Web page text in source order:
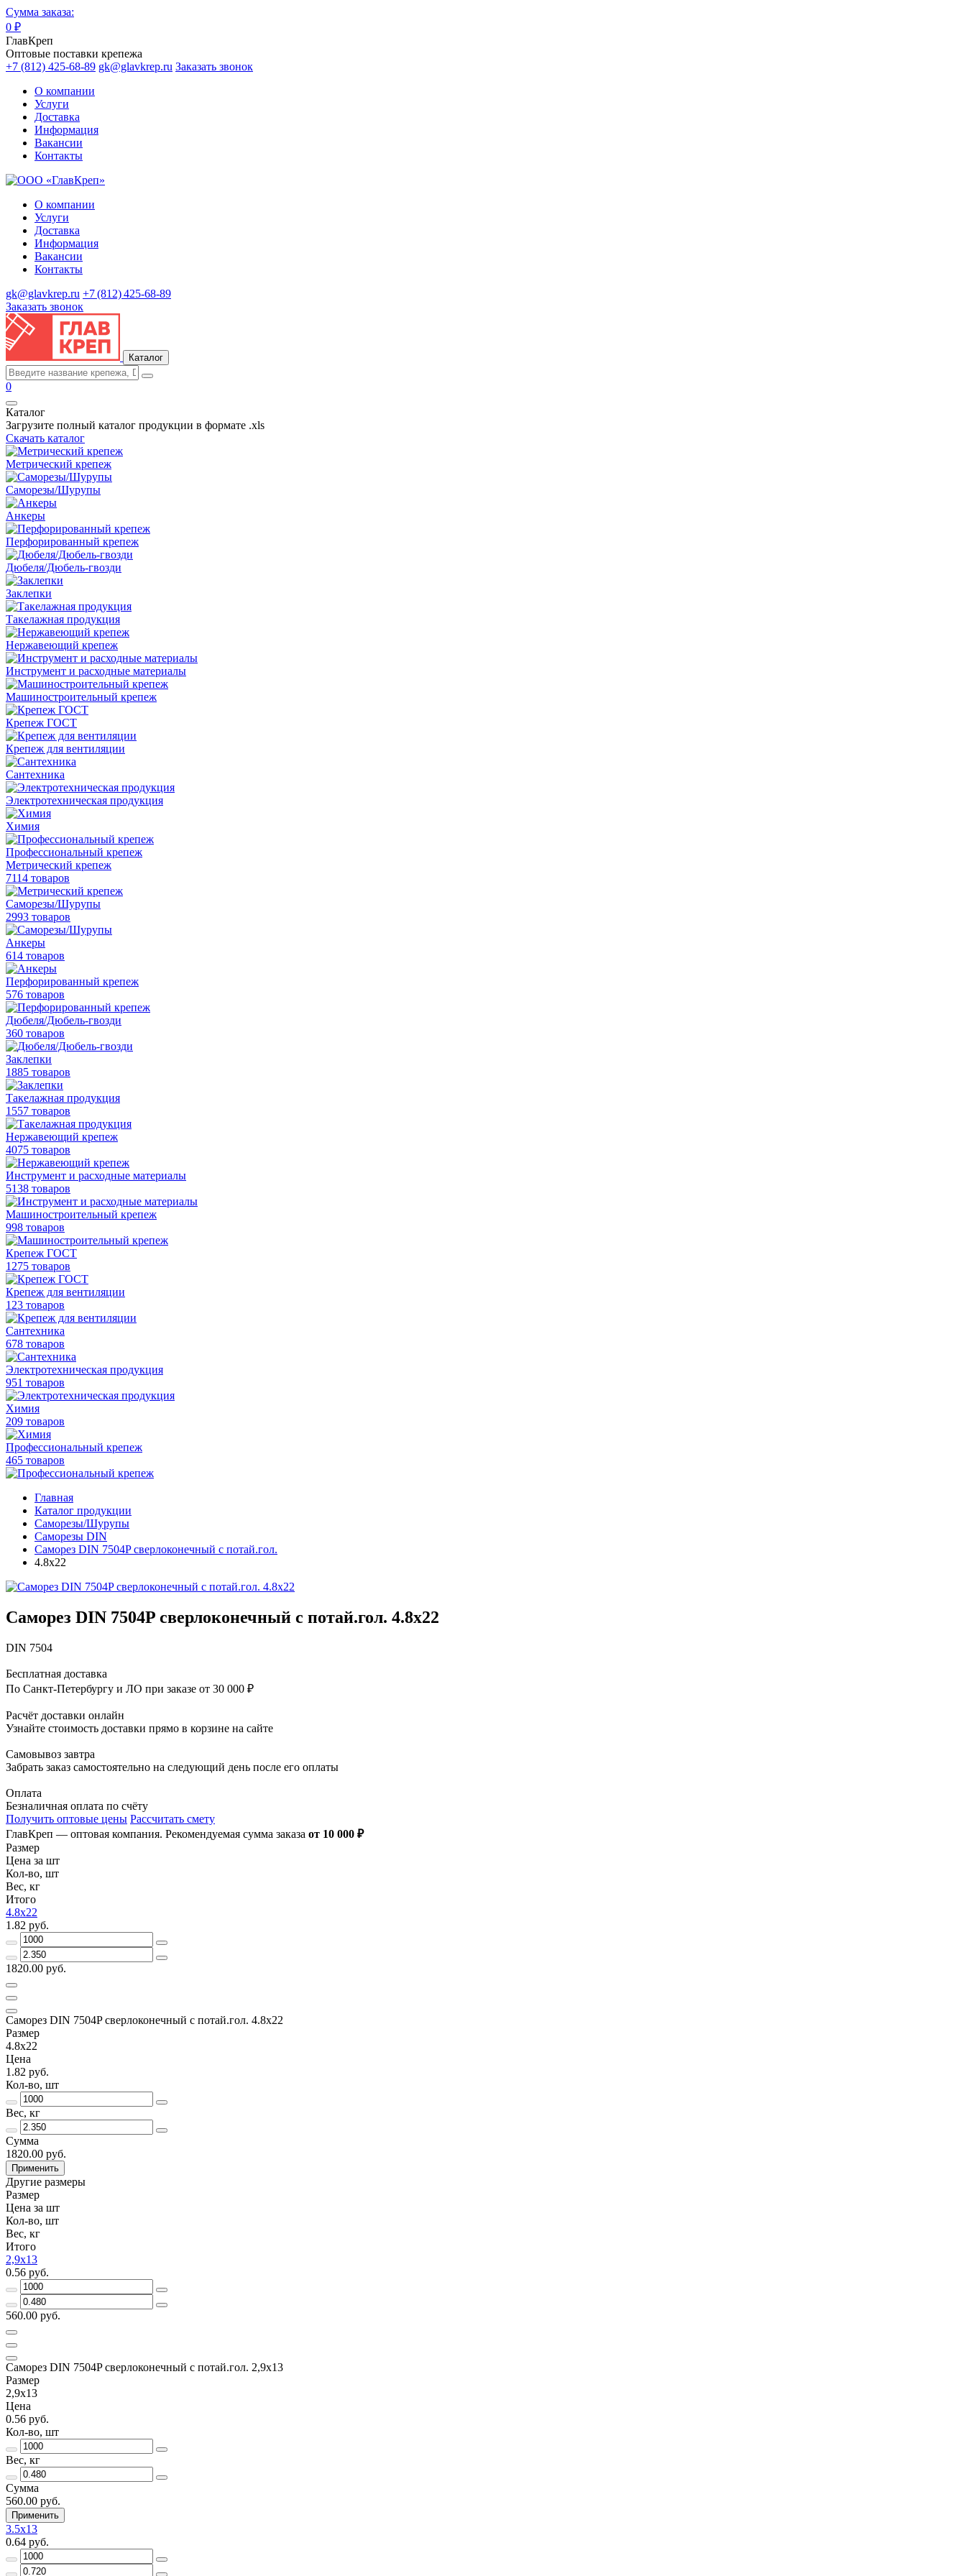
Сумма заказа:
0 ₽
ГлавКреп
Оптовые поставки крепежа
+7 (812) 425-68-89 gk@glavkrep.ru Заказать звонок
О компании
Услуги
Доставка
Информация
Вакансии
Контакты
О компании
Услуги
Доставка
Информация
Вакансии
Контакты
gk@glavkrep.ru +7 (812) 425-68-89
Заказать звонок
Каталог
0
Каталог
Загрузите полный каталог продукции в формате .xls
Скачать каталог
Метрический крепеж
Саморезы/Шурупы
Анкеры
Перфорированный крепеж
Дюбеля/Дюбель-гвозди
Заклепки
Такелажная продукция
Нержавеющий крепеж
Инструмент и расходные материалы
Машиностроительный крепеж
Крепеж ГОСТ
Крепеж для вентиляции
Сантехника
Электротехническая продукция
Химия
Профессиональный крепеж
Метрический крепеж
7114 товаров
Саморезы/Шурупы
2993 товаров
Анкеры
614 товаров
Перфорированный крепеж
576 товаров
Дюбеля/Дюбель-гвозди
360 товаров
Заклепки
1885 товаров
Такелажная продукция
1557 товаров
Нержавеющий крепеж
4075 товаров
Инструмент и расходные материалы
5138 товаров
Машиностроительный крепеж
998 товаров
Крепеж ГОСТ
1275 товаров
Крепеж для вентиляции
123 товаров
Сантехника
678 товаров
Электротехническая продукция
951 товаров
Химия
209 товаров
Профессиональный крепеж
465 товаров
Главная
Каталог продукции
Саморезы/Шурупы
Саморезы DIN
Саморез DIN 7504P сверлоконечный с потай.гол.
4.8x22
Саморез DIN 7504P сверлоконечный с потай.гол. 4.8x22
DIN 7504
Бесплатная доставка
По Санкт-Петербургу и ЛО при заказе от 30 000 ₽
Расчёт доставки онлайн
Узнайте стоимость доставки прямо в корзине на сайте
Самовывоз завтра
Забрать заказ самостоятельно на следующий день после его оплаты
Оплата
Безналичная оплата по счёту
Получить оптовые цены Рассчитать смету
ГлавКреп — оптовая компания. Рекомендуемая сумма заказа от 10 000 ₽
Размер
Цена за шт
Кол-во, шт
Вес, кг
Итого
4.8x22
1.82 руб.
1820.00 руб.
Саморез DIN 7504P сверлоконечный с потай.гол. 4.8x22
Размер
4.8x22
Цена
1.82 руб.
Кол-во, шт
Вес, кг
Сумма
1820.00 руб.
Применить
Другие размеры
Размер
Цена за шт
Кол-во, шт
Вес, кг
Итого
2,9x13
0.56 руб.
560.00 руб.
Саморез DIN 7504P сверлоконечный с потай.гол. 2,9x13
Размер
2,9x13
Цена
0.56 руб.
Кол-во, шт
Вес, кг
Сумма
560.00 руб.
Применить
3.5x13
0.64 руб.